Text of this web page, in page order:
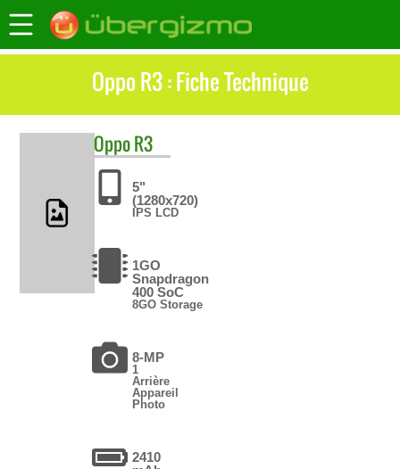
Oppo R3 : Fiche Technique
OppoR3
5"
(1280x720)
IPS LCD
1GO
Snapdragon
400 SoC
8GO Storage
8-MP
1
Arrière
Appareil
Photo
2410